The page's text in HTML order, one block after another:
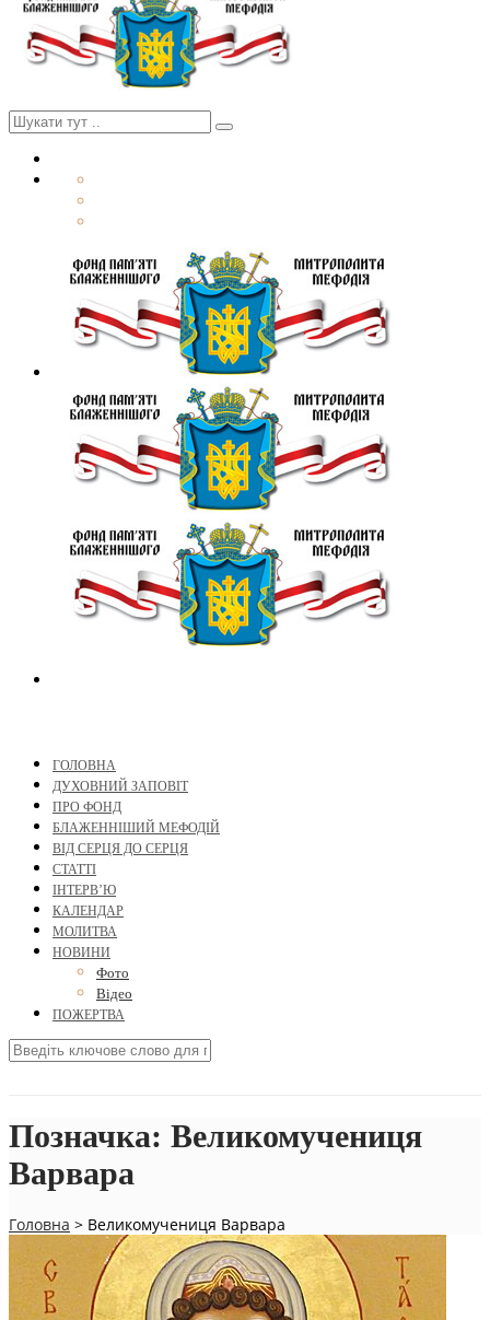
ГОЛОВНА
ДУХОВНИЙ ЗАПОВІТ
ПРО ФОНД
БЛАЖЕННІШИЙ МЕФОДІЙ
ВІД СЕРЦЯ ДО СЕРЦЯ
СТАТТІ
ІНТЕРВ’Ю
КАЛЕНДАР
МОЛИТВА
НОВИНИ
Фото
Відео
ПОЖЕРТВА
Позначка: Великомучениця
Варвара
Головна > Великомучениця Варвара